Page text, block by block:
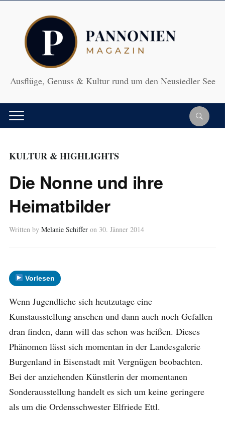
Ausflüge, Genuss & Kultur rund um den Neusiedler See
KULTUR & HIGHLIGHTS
Die Nonne und ihre
Heimatbilder
Written by Melanie Schiffer on 30. Jänner 2014
Vorlesen
Wenn Jugendliche sich heutzutage eine
Kunstausstellung ansehen und dann auch noch Gefallen
dran finden, dann will das schon was heißen. Dieses
Phänomen lässt sich momentan in der Landesgalerie
Burgenland in Eisenstadt mit Vergnügen beobachten.
Bei der anziehenden Künstlerin der momentanen
Sonderausstellung handelt es sich um keine geringere
als um die Ordensschwester Elfriede Ettl.